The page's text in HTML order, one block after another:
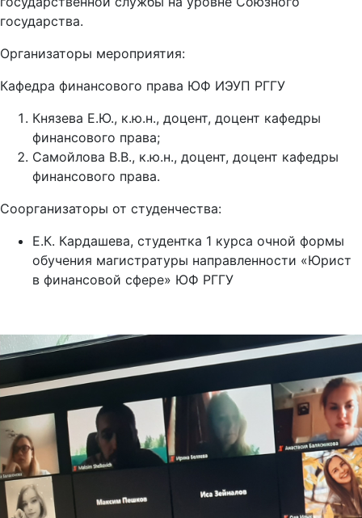
государства.
Организаторы мероприятия:
Кафедра финансового права ЮФ ИЭУП РГГУ
Князева Е.Ю., к.ю.н., доцент, доцент кафедры
финансового права;
Самойлова В.В., к.ю.н., доцент, доцент кафедры
финансового права.
Соорганизаторы от студенчества:
Е.К. Кардашева, студентка 1 курса очной формы
обучения магистратуры направленности «Юрист
в финансовой сфере» ЮФ РГГУ